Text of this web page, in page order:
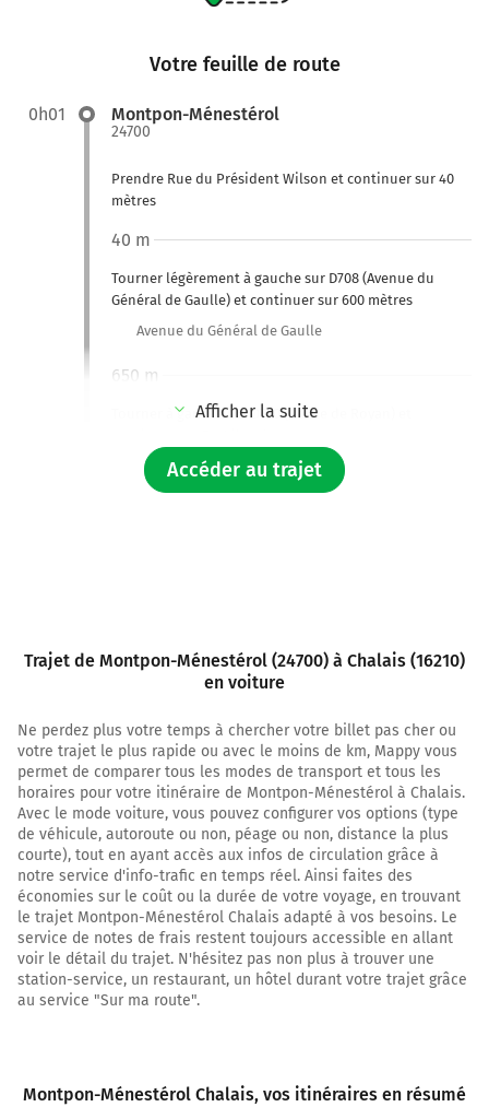
Votre feuille de route
0h01 Montpon-Ménestérol
24700
Prendre Rue du Président Wilson et continuer sur 40
mètres
Tourner légèrement à gauche sur D708 (Avenue du
Général de Gaulle) et continuer sur 600 mètres
Avenue du Général de Gaulle
40 m
Tourner à gauche sur D730 (Route de Royan) et
D708
650 m
Tourner légèrement à droite sur D730 (Route de Royan)
Tourner à droite sur Route de Galbrun et continuer sur
2,1 kilomètres
20,2 km
Continuer Leparon Ouest sur 60 mètres
22,3 km
Tourner à gauche sur Route de Léparon et continuer
sur 650 mètres
22,4 km
25,7 km
Afficher la suite
Accéder au trajet
Trajet de Montpon-Ménestérol (24700) à Chalais (16210)
en voiture
Ne perdez plus votre temps à chercher votre billet pas cher ou
votre trajet le plus rapide ou avec le moins de km, Mappy vous
permet de comparer tous les modes de transport et tous les
horaires pour votre itinéraire de Montpon-Ménestérol à Chalais.
Avec le mode voiture, vous pouvez configurer vos options (type
de véhicule, autoroute ou non, péage ou non, distance la plus
courte), tout en ayant accès aux infos de circulation grâce à
notre service d'info-trafic en temps réel. Ainsi faites des
économies sur le coût ou la durée de votre voyage, en trouvant
le trajet Montpon-Ménestérol Chalais adapté à vos besoins. Le
service de notes de frais restent toujours accessible en allant
voir le détail du trajet. N'hésitez pas non plus à trouver une
station-service, un restaurant, un hôtel durant votre trajet grâce
au service "Sur ma route".
Montpon-Ménestérol Chalais, vos itinéraires en résumé